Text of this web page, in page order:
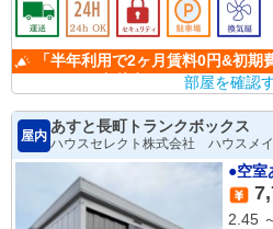
部屋を確認
屋内
あすと長町トランクボックス
ハウスセレクト株式会社 ハウスメ
●空室
2.45